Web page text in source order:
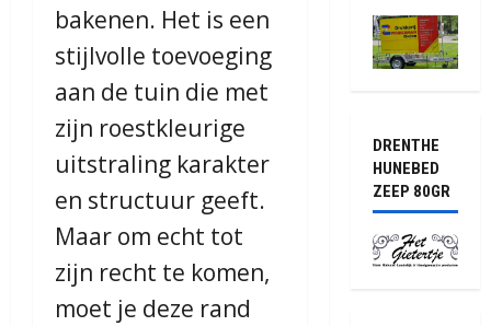
bakenen. Het is een
stijlvolle toevoeging
aan de tuin die met
zijn roestkleurige
uitstraling karakter
en structuur geeft.
Maar om echt tot
zijn recht te komen,
moet je deze rand
DRENTHE
HUNEBED
ZEEP 80GR